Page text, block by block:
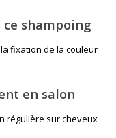
shampoing
fixation de la couleur
en salon
régulière sur cheveux